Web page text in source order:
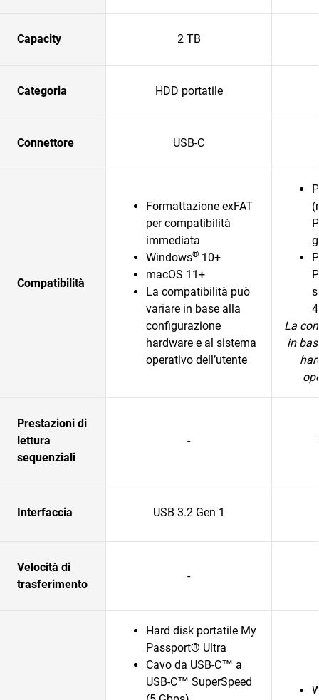
Capacity 2 TB
Categoria HDD portatile
Connettore USB-C
Compatibilità
Formattazione exFAT
per compatibilità
immediata
Windows® 10+
macOS 11+
La compatibilità può
variare in base alla
configurazione
hardware e al sistema
operativo dell’utente
La
in
Prestazioni di
lettura
sequenziali
-
Interfaccia USB 3.2 Gen 1
Velocità di
trasferimento
-
Hard disk portatile My
Passport® Ultra
Cavo da USB-C™ a
USB-C™ SuperSpeed